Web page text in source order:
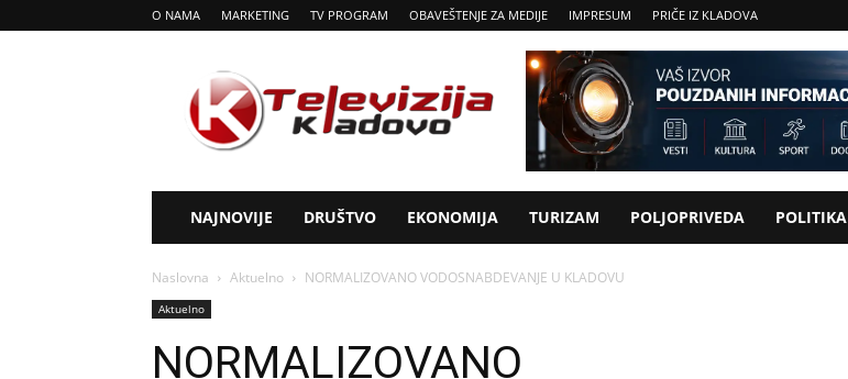
O NAMA MARKETING TV PROGRAM OBAVEŠTENJE ZA MEDIJE IMPRESUM PRIČE IZ KLADOVA
Tv
Kladovo
NAJNOVIJE DRUŠTVO EKONOMIJA TURIZAM POLJOPRIVEDA POLITIKA
Naslovna Aktuelno NORMALIZOVANO VODOSNABDEVANJE U KLADOVU
Aktuelno
NORMALIZOVANO